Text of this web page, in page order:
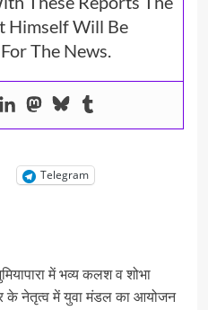
Himself Will Be
The News.
Telegram
में भव्य कलश व शोभा
के नेतृत्व में युवा मंडल का आयोजन